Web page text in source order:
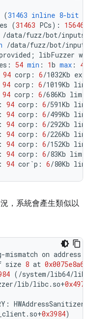
(31463 inline 8-bit
(31463 PCs): 15646
/data/fuzz/bot/inputs
/data/fuzz/bot/inputs
; libFuzzer
: 54 min : 1b max :
94 corp : 6/1032Kb exec
94 corp : 6/1019Kb lim
94 corp : 6/686Kb lim
: 94 corp : 6/591Kb lim
: 94 corp : 6/499Kb lim
: 94 corp : 6/292Kb lim
: 94 corp : 6/226Kb lim
: 94 corp : 6/152Kb lim
: 94 corp : 6/83Kb lim
: 94 cor `p : 6/80Kb lim
，系統會產生類似以
-mismatch on address
size 8 at
( /system/lib64/
/lib/libc. so+
: HWAddressSanitizer
. so+0x3984)